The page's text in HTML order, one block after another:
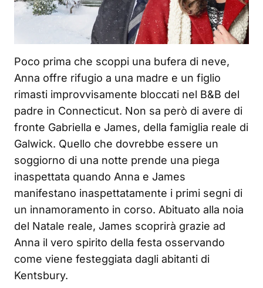
Poco prima che scoppi una bufera di neve,
Anna offre rifugio a una madre e un figlio
rimasti improvvisamente bloccati nel B&B del
padre in Connecticut. Non sa però di avere di
fronte Gabriella e James, della famiglia reale di
Galwick. Quello che dovrebbe essere un
soggiorno di una notte prende una piega
inaspettata quando Anna e James
manifestano inaspettatamente i primi segni di
un innamoramento in corso. Abituato alla noia
del Natale reale, James scoprirà grazie ad
Anna il vero spirito della festa osservando
come viene festeggiata dagli abitanti di
Kentsbury.